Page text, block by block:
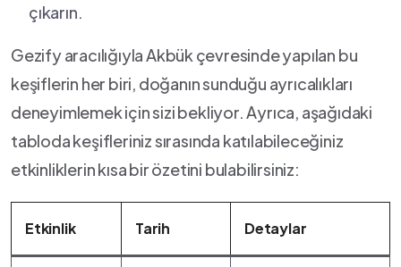
çıkarın.
Gezify aracılığıyla Akbük⁣ çevresinde yapılan bu
keşiflerin her biri, doğanın sunduğu ayrıcalıkları ​
deneyimlemek için sizi bekliyor. Ayrıca, aşağıdaki
tabloda keşifleriniz sırasında katılabileceğiniz
etkinliklerin kısa bir özetini bulabilirsiniz:
Etkinlik Tarih Detaylar